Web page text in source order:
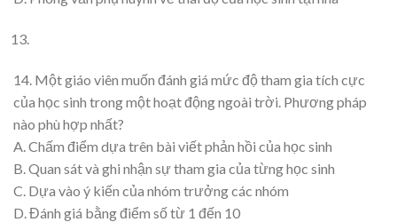
14. Một giáo viên muốn đánh giá mức độ tham gia tích cực
của học sinh trong một hoạt động ngoài trời. Phương pháp
nào phù hợp nhất?
A. Chấm điểm dựa trên bài viết phản hồi của học sinh
B. Quan sát và ghi nhận sự tham gia của từng học sinh
C. Dựa vào ý kiến của nhóm trưởng các nhóm
D. Đánh giá bằng điểm số từ 1 đến 10